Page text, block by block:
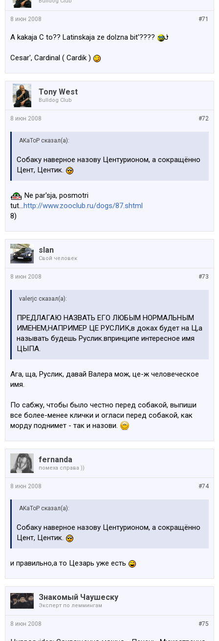
#71
8 июн 2008
A kakaja C to?? Latinskaja ze dolzna bit'????
Cesar', Cardinal ( Cardik )
Tony West
Bulldog Club
#72
8 июн 2008
AKaToP сказал(а):
Собаку наверное назову Центурионом, а сокращённо
Цент, Центик.
Ne par'sja, posmotri
tut...http://www.zooclub.ru/dogs/87.shtml
8)
slan
Свой человек
#73
8 июн 2008
valerjc сказал(а):
ПРЕДЛАГАЮ НАЗВАТЬ ЕГО ЛЮБЫМ НОРМАЛЬНЫМ
ИМЕНЕМ,НАПРИМЕР ЦЕ РУСЛИК,в доках будет на Ц,а
называть будешь Руслик.впринципе интересное имя
ЦЫПА.
Ага, ща, Руслик, давай Валера мож, це-ж человеческое
имя.
По сабжу, чтобы было честно перед собакой, выпиши
все более-менее клички и огласи перед собакой, как
морду поднимет - так и назови.
fernanda
помеха справа ))
#74
8 июн 2008
AKaToP сказал(а):
Собаку наверное назову Центурионом, а сокращённо
Цент, Центик.
и правильно,а то Цезарь уже есть
Знакомый Чаушеску
Эксперт по леммингам
#75
8 июн 2008